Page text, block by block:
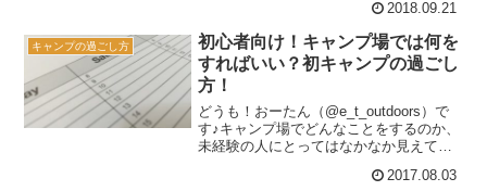
ちろん言い方はもうちょっとやんわりし
てるけど、「大変なのに頑張るね」みた
いな見方をされること...
2018.09.21
キャンプの過ごし方
初心者向け！キャンプ場では何を
すればいい？初キャンプの過ごし
方！
どうも！おーたん（@e_t_outdoors）で
す♪キャンプ場でどんなことをするのか、
未経験の人にとってはなかなか見えてこ
な過ごし方をしているんだろう。やらな
2017.08.03